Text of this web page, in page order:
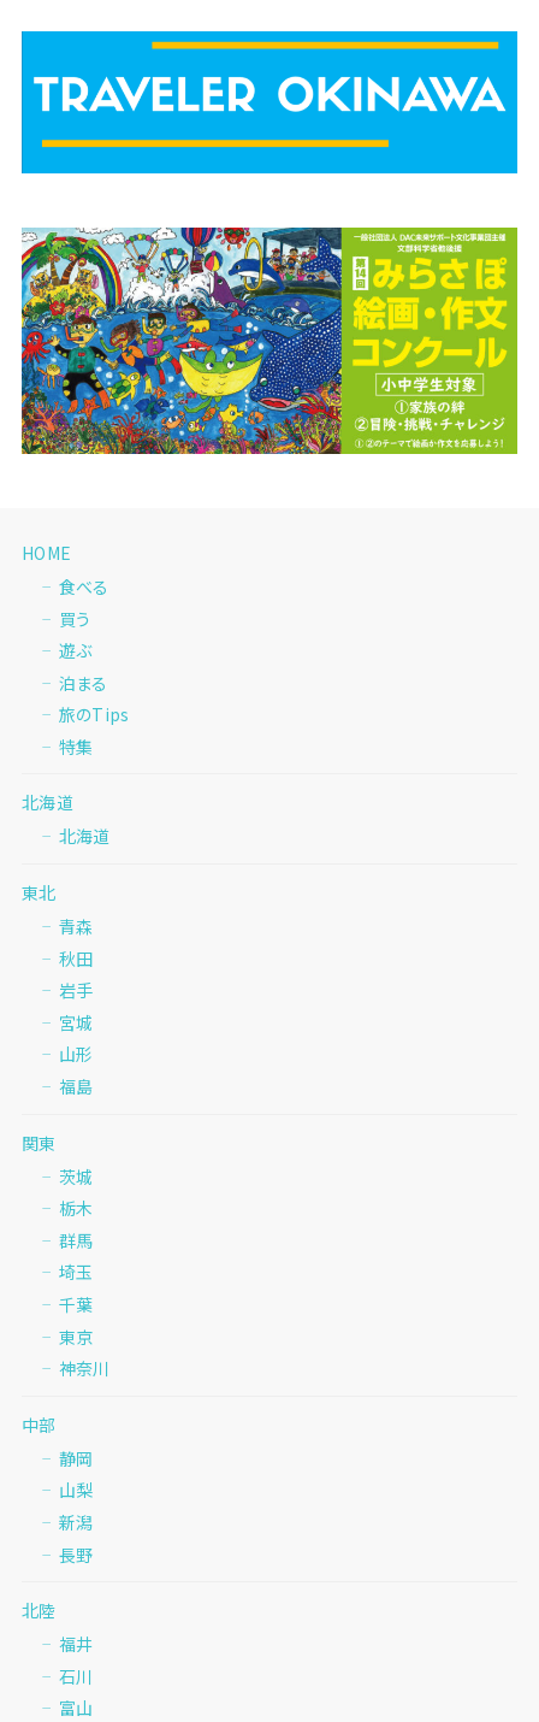
HOME
食べる
買う
遊ぶ
泊まる
旅のTips
特集
北海道
北海道
東北
青森
秋田
岩手
宮城
山形
福島
関東
茨城
栃木
群馬
埼玉
千葉
東京
神奈川
中部
静岡
山梨
新潟
長野
北陸
福井
石川
富山